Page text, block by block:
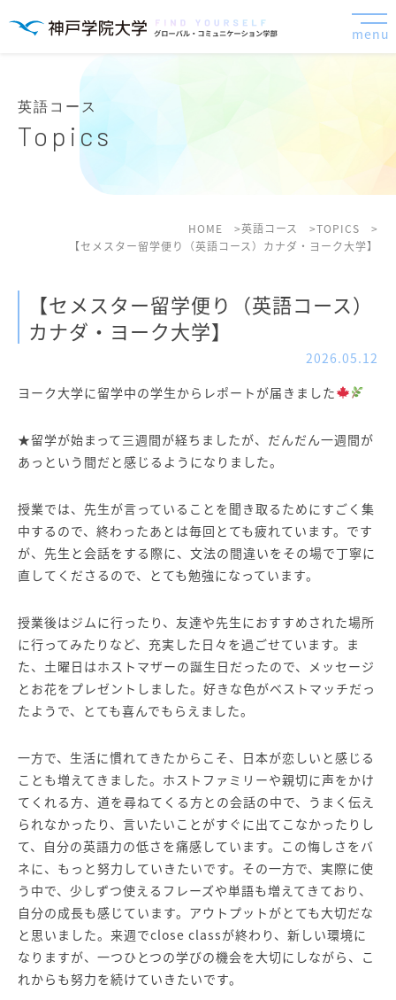
menu
Topics
英語コース
HOME 英語コース
TOPICS
【セメスター留学便り（英語コース）カナダ・ヨーク大学】
【セメスター留学便り（英語コース）
カナダ・ヨーク大学】
2026.05.12
ヨーク大学に留学中の学生からレポートが届きました
★留学が始まって三週間が経ちましたが、だんだん一週間が
あっという間だと感じるようになりました。
授業では、先生が言っていることを聞き取るためにすごく集
中するので、終わったあとは毎回とても疲れています。です
が、先生と会話をする際に、文法の間違いをその場で丁寧に
直してくださるので、とても勉強になっています。
授業後はジムに行ったり、友達や先生におすすめされた場所
に行ってみたりなど、充実した日々を過ごせています。ま
た、土曜日はホストマザーの誕生日だったので、メッセージ
とお花をプレゼントしました。好きな色がベストマッチだっ
たようで、とても喜んでもらえました。
一方で、生活に慣れてきたからこそ、日本が恋しいと感じる
ことも増えてきました。ホストファミリーや親切に声をかけ
てくれる方、道を尋ねてくる方との会話の中で、うまく伝え
られなかったり、言いたいことがすぐに出てこなかったりし
て、自分の英語力の低さを痛感しています。この悔しさをバ
ネに、もっと努力していきたいです。その一方で、実際に使
う中で、少しずつ使えるフレーズや単語も増えてきており、
自分の成長も感じています。アウトプットがとても大切だな
と思いました。来週でclose classが終わり、新しい環境に
なりますが、一つひとつの学びの機会を大切にしながら、こ
れからも努力を続けていきたいです。